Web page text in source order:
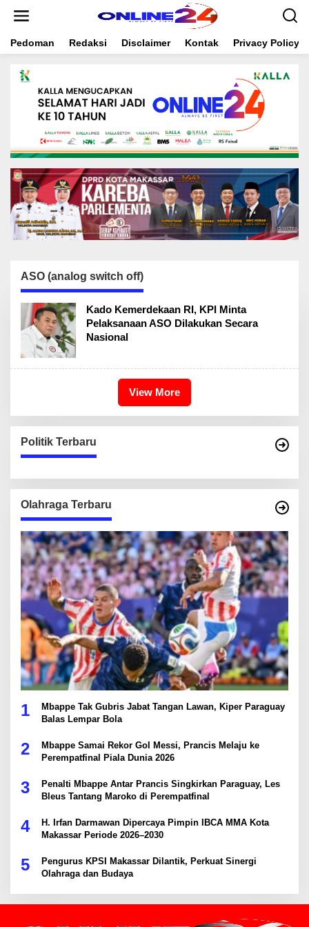
t
Pedoman Redaksi Disclaimer Kontak Privacy Policy
ASO (analog switch off)
Kado Kemerdekaan RI, KPI Minta
Pelaksanaan ASO Dilakukan Secara
Nasional
View More
Politik Terbaru
Olahraga Terbaru
1
Mbappe Tak Gubris Jabat Tangan Lawan, Kiper Paraguay
Balas Lempar Bola
2
Mbappe Samai Rekor Gol Messi, Prancis Melaju ke
Perempatfinal Piala Dunia 2026
3
Penalti Mbappe Antar Prancis Singkirkan Paraguay, Les
Bleus Tantang Maroko di Perempatfinal
4
H. Irfan Darmawan Dipercaya Pimpin IBCA MMA Kota
Makassar Periode 2026–2030
5
Pengurus KPSI Makassar Dilantik, Perkuat Sinergi
Olahraga dan Budaya